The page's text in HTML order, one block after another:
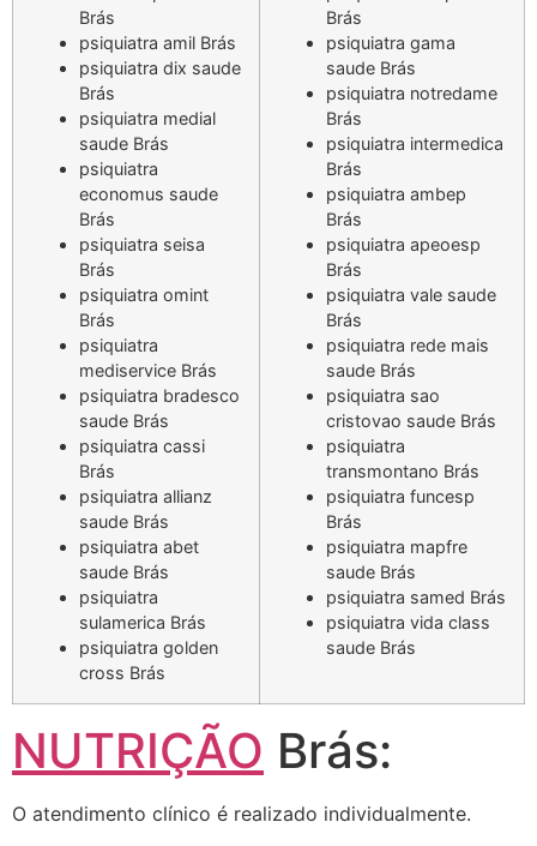
Brás
psiquiatra amil Brás
psiquiatra dix saude
Brás
psiquiatra medial
saude Brás
psiquiatra
economus saude
Brás
psiquiatra seisa
Brás
psiquiatra omint
Brás
psiquiatra
mediservice Brás
psiquiatra bradesco
saude Brás
psiquiatra cassi
Brás
psiquiatra allianz
saude Brás
psiquiatra abet
saude Brás
psiquiatra
sulamerica Brás
psiquiatra golden
cross Brás
Brás
psiquiatra gama
saude Brás
psiquiatra notredame
Brás
psiquiatra intermedica
Brás
psiquiatra ambep
Brás
psiquiatra apeoesp
Brás
psiquiatra vale saude
Brás
psiquiatra rede mais
saude Brás
psiquiatra sao
cristovao saude Brás
psiquiatra
transmontano Brás
psiquiatra funcesp
Brás
psiquiatra mapfre
saude Brás
psiquiatra samed Brás
psiquiatra vida class
saude Brás
NUTRIÇÃO Brás:
O atendimento clínico é realizado individualmente.